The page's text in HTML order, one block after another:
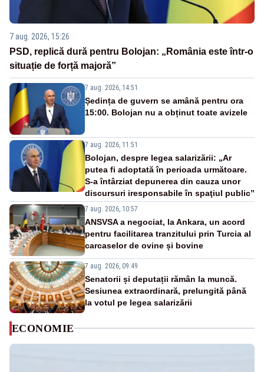
7 aug. 2026, 15:26
PSD, replică dură pentru Bolojan: „România este într-o
situație de forță majoră”
7 aug. 2026, 14:51
Ședința de guvern se amână pentru ora
15:00. Bolojan nu a obținut toate avizele
7 aug. 2026, 11:51
Bolojan, despre legea salarizării: „Ar
putea fi adoptată în perioada următoare.
S-a întârziat depunerea din cauza unor
discursuri iresponsabile în spaţiul public”
7 aug. 2026, 10:57
ANSVSA a negociat, la Ankara, un acord
pentru facilitarea tranzitului prin Turcia al
carcaselor de ovine și bovine
7 aug. 2026, 09:49
Senatorii și deputații rămân la muncă.
Sesiunea extraordinară, prelungită până
la votul pe legea salarizării
ECONOMIE